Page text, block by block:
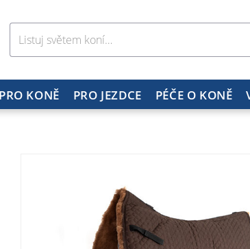
PRO KONĚ PRO JEZDCE PÉČE O KONĚ